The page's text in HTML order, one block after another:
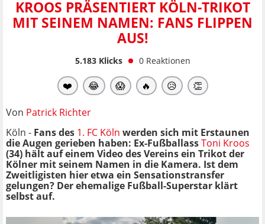
KROOS PRÄSENTIERT KÖLN-TRIKOT
MIT SEINEM NAMEN: FANS FLIPPEN
AUS!
5.183Klicks 0 Reaktionen
❤️ 😂 😱 🔥 😥 👏
Von Patrick Richter
Köln - Fans des 1. FC Köln werden sich mit Erstaunen
die Augen gerieben haben: Ex-FußballassToni Kroos
(34) hält auf einem Video des Vereins ein Trikot der
Kölner mit seinem Namen in die Kamera. Ist dem
Zweitligisten hier etwa ein Sensationstransfer
gelungen? Der ehemalige Fußball-Superstar klärt
selbst auf.